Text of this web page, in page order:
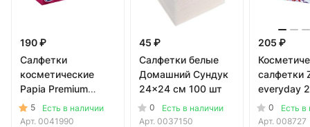
190 ₽
Салфетки
косметические
Papia Premium
белые 2 слоя (100
листов)
5
Есть в наличии
Арт. 0041990
45 ₽
Салфетки белые
Домашний Сундук
24x24 см 100 шт
0
Есть в наличии
Арт. 0037150
205 ₽
салфетки
everyday
(100шт)
0
Есть в
Арт. 008727